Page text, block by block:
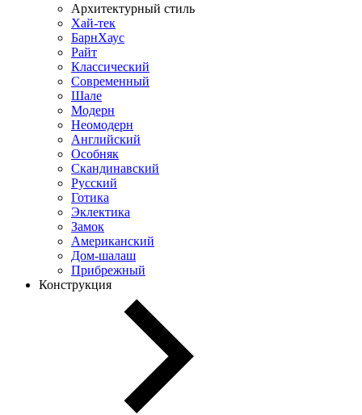
Архитектурный стиль
Хай-тек
БарнХаус
Райт
Классический
Современный
Шале
Модерн
Неомодерн
Английский
Особняк
Скандинавский
Русский
Готика
Эклектика
Замок
Американский
Дом-шалаш
Прибрежный
Конструкция